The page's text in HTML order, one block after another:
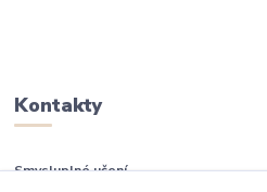
Kontakty
Smysluplné učení